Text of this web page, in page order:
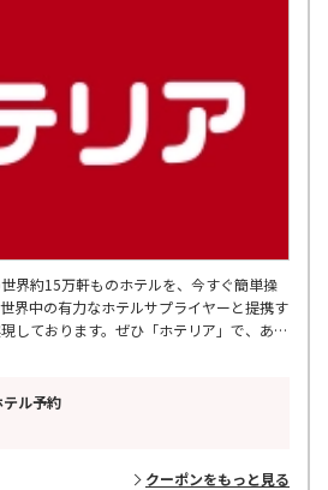
界約15万軒ものホテルを、今すぐ簡単操
界中の有力なホテルサプライヤーと提携す
しております。ぜひ「ホテリア」で、あな
ル予約
クーポンをもっと見る